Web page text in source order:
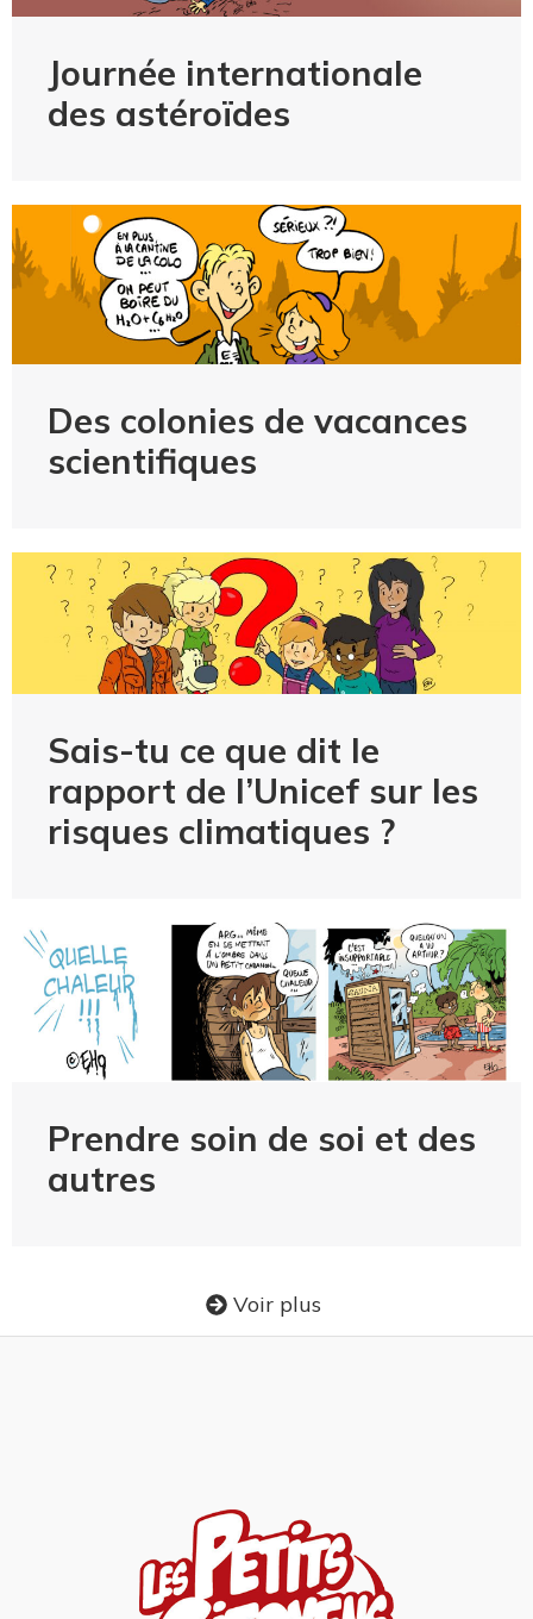
Journée internationale
des astéroïdes
Des colonies de vacances
scientifiques
Sais-tu ce que dit le
rapport de l’Unicef sur les
risques climatiques ?
Prendre soin de soi et des
autres
Voir plus